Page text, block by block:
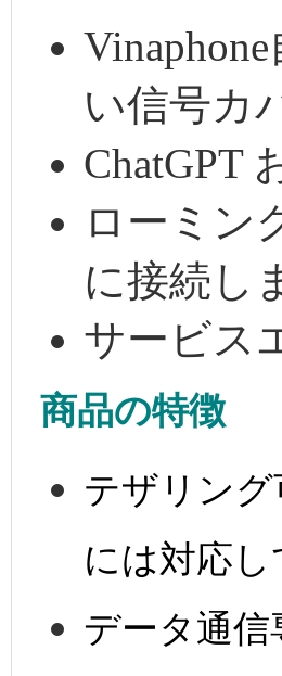
い信号カ
ChatGPT
ローミン
に接続し
サービス
商品の特徴
テザリン
には対応
データ通